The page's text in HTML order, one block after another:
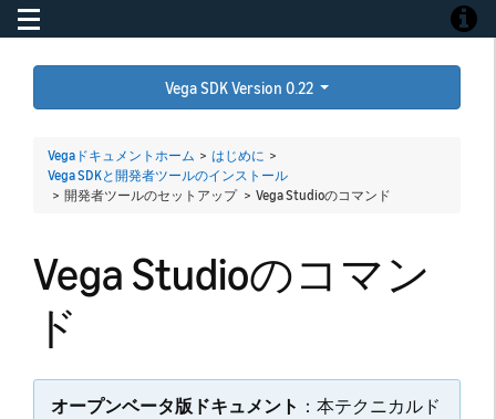
Toggle navigation
Vega SDK Version 0.22
Vegaドキュメントホーム > はじめに >
Vega SDKと開発者ツールのインストール
> 開発者ツールのセットアップ > Vega Studioのコマンド
Vega Studioのコマン
ド
オープンベータ版ドキュメント ：本テクニカルド